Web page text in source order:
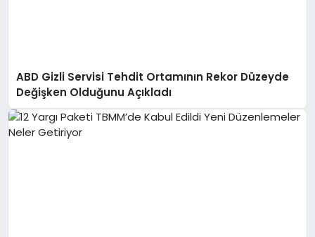
ABD Gizli Servisi Tehdit Ortamının Rekor Düzeyde
Değişken Olduğunu Açıkladı